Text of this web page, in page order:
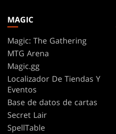
MAGIC
Magic: The Gathering
MTG Arena
Magic.gg
Localizador De Tiendas Y
Eventos
Base de datos de cartas
Secret Lair
SpellTable